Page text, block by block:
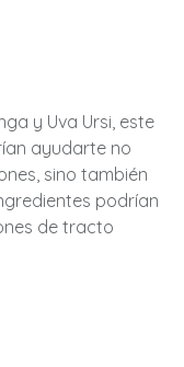
y Uva Ursi, este
ayudarte no
sino también
podrían
de tracto